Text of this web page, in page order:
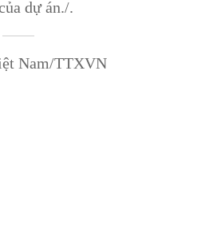
dự án./.
Nam/TTXVN